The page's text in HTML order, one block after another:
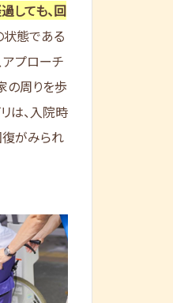
しても、回
状態である
アプローチ
の周りを歩
は、入院時
復がみられ